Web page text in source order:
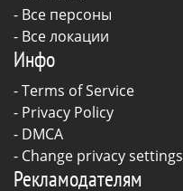
- Все персоны
- Все локации
Инфо
-Terms of Service
- Privacy Policy
- DMCA
- Change privacy settings
Рекламодателям